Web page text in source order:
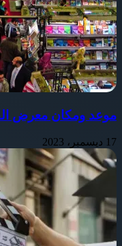
موعد ومكان معرض
17 ديسمبر، 2023